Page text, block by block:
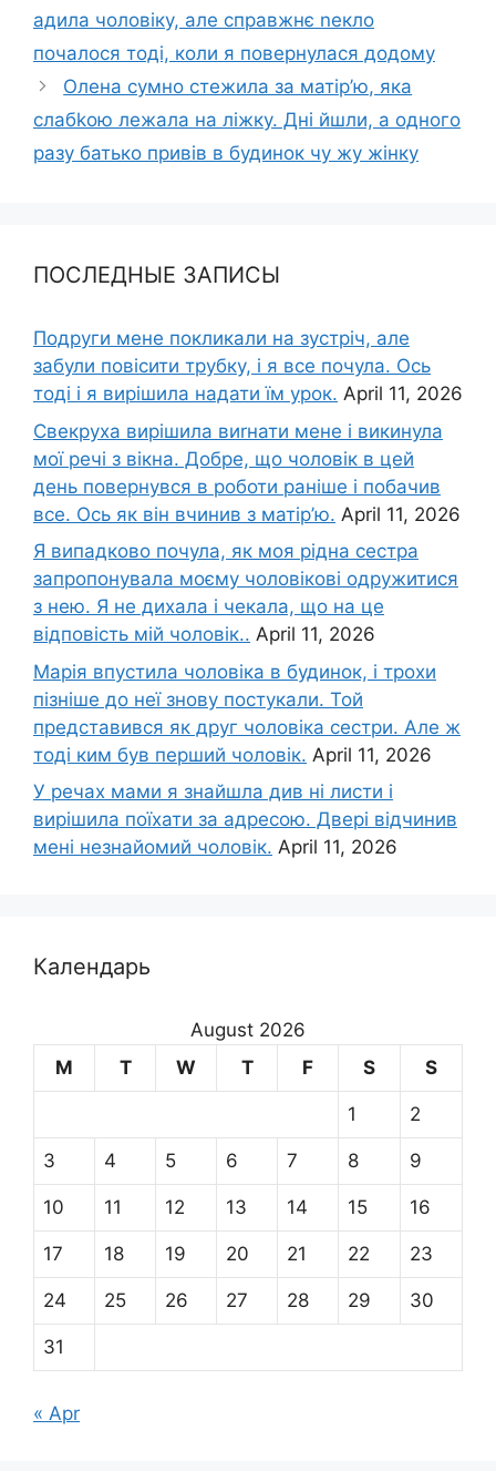
адила чоловіку, але справжнє nекло
почалося тоді, коли я повернулася додому
Олена сумно стежила за матір’ю, яка
слабkою лежала на ліжку. Дні йшли, а одного
разу батько привів в будинок чу жу жінку
ПОСЛЕДНЫЕ ЗАПИСЫ
Подруги мене покликали на зустріч, але
забули повісити трубку, і я все почула. Ось
тоді і я вирішила надати їм урок. April 11, 2026
Свекруха вирішила виrнати мене і викинула
мої речі з вікна. Добре, що чоловік в цей
день повернувся в роботи раніше і побачив
все. Ось як він вчинив з матір’ю. April 11, 2026
Я випадково почула, як моя рідна сестра
запропонувала моєму чоловікові одружитися
з нею. Я не дихала і чекала, що на це
відповість мій чоловік.. April 11, 2026
Марія впустила чоловіка в будинок, і трохи
пізніше до неї знову постукали. Той
представився як друг чоловіка сестри. Але ж
тоді ким був перший чоловік. April 11, 2026
У речах мами я знайшла див ні листи і
вирішила поїхати за адресою. Двері відчинив
мені незнайомий чоловік. April 11, 2026
Календарь
August 2026
M
T W T F S S
1 2
3 4 5 6 7 8 9
10 11 12 13 14 15 16
17 18 19 20 21 22 23
24 25 26 27 28 29 30
31
« Apr